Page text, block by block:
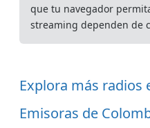
que tu navegador
streaming dependen de
Explora más radios
Emisoras de